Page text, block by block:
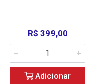
R$ 399,00
Adicionar